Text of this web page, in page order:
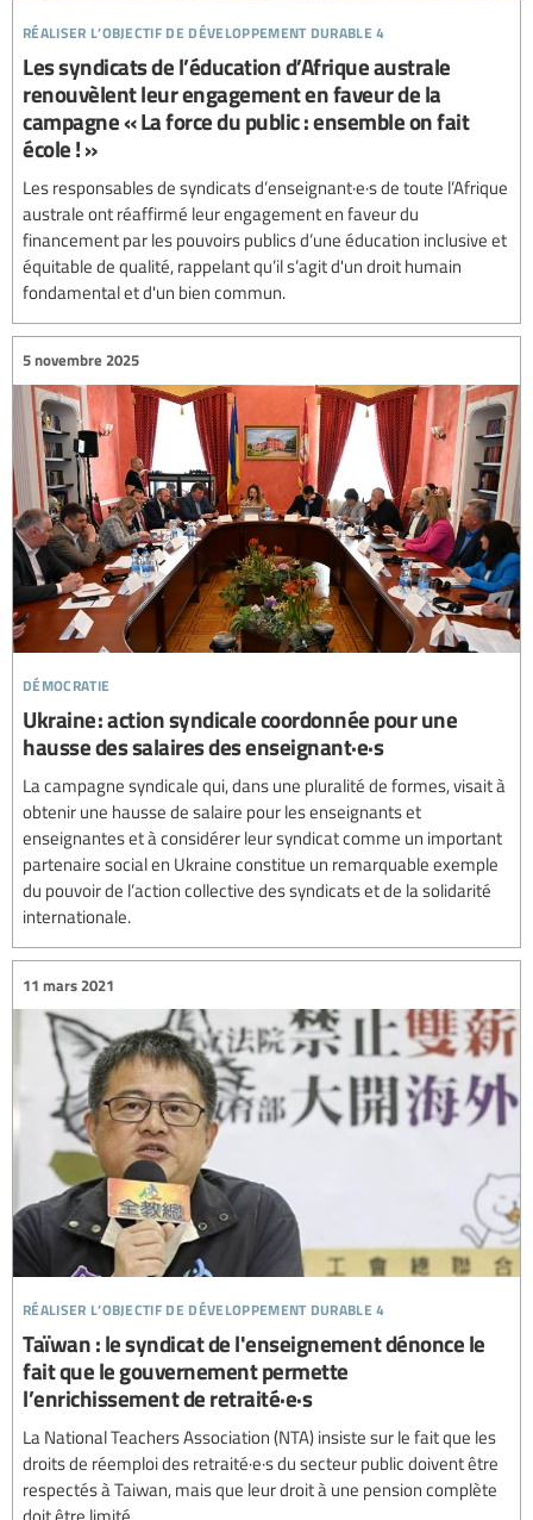
réaliser l’objectif de développement durable 4
Les syndicats de l’éducation d’Afrique australe
renouvèlent leur engagement en faveur de la
campagne « La force du public : ensemble on fait
école ! »
Les responsables de syndicats d’enseignant·e·s de toute l’Afrique
australe ont réaffirmé leur engagement en faveur du
financement par les pouvoirs publics d’une éducation inclusive et
équitable de qualité, rappelant qu’il s’agit d'un droit humain
fondamental et d'un bien commun.
démocratie
5 novembre 2025
Ukraine : action syndicale coordonnée pour une
hausse des salaires des enseignant·e·s
La campagne syndicale qui, dans une pluralité de formes, visait à
obtenir une hausse de salaire pour les enseignants et
enseignantes et à considérer leur syndicat comme un important
partenaire social en Ukraine constitue un remarquable exemple
du pouvoir de l’action collective des syndicats et de la solidarité
internationale.
réaliser l’objectif de développement durable 4
11 mars 2021
Taïwan : le syndicat de l'enseignement dénonce le
fait que le gouvernement permette
l’enrichissement de retraité·e·s
La National Teachers Association (NTA) insiste sur le fait que les
droits de réemploi des retraité·e·s du secteur public doivent être
respectés à Taiwan, mais que leur droit à une pension complète